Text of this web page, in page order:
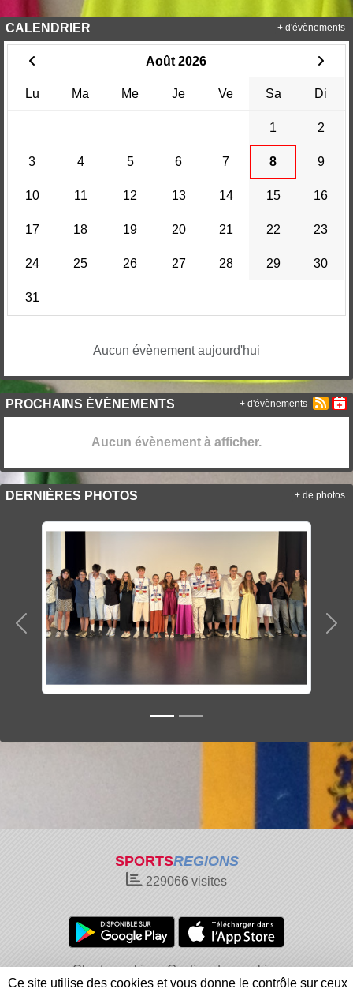
CALENDRIER
Août 2026
Lu Ma Me Je Ve Sa Di
1 2
3 4 5 6 7 8 9
10 11 12 13 14 15 16
17 18 19 20 21 22 23
24 25 26 27 28 29 30
31
Aucun évènement aujourd'hui
+ d'évènements
PROCHAINS ÉVÉNEMENTS
Aucun évènement à afficher.
+ d'évènements
DERNIÈRES PHOTOS
Précedent
+ de photos
SPORTSREGIONS
229066 visites
Charte cookies
Gestion des cookies
Informations légales
Signaler un contenu inapproprié
Ce site utilise des cookies et vous donne le contrôle sur ceux